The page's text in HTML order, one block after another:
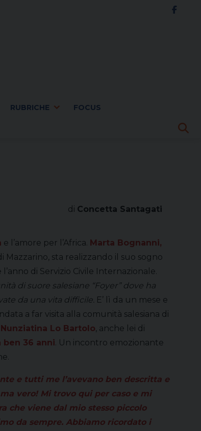
RUBRICHE FOCUS
di Concetta Santagati
e l’amore per l’Africa. Marta Bognanni,
Mazzarino, sta realizzando il suo sogno
di Servizio Civile Internazionale.
di suore salesiane “Foyer” dove ha
da una vita difficile. E’ lì da un mese e
a far visita alla comunità salesiana di
Lo Bartolo, anche lei di
ben 36 anni. Un incontro emozionante
e tutti me l’avevano ben descritta e
vero! Mi trovo qui per caso e mi
che viene dal mio stesso piccolo
da sempre. Abbiamo ricordato i